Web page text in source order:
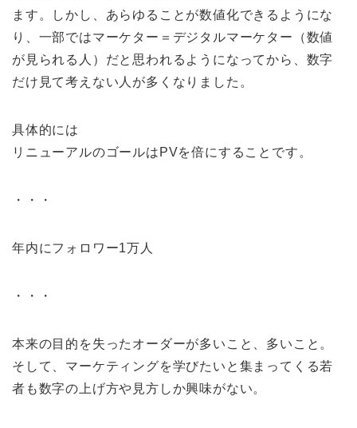
ます。しかし、あらゆることが数値化できるようにな
り、一部ではマーケター＝デジタルマーケター（数値
が見られる人）だと思われるようになってから、数字
だけ見て考えない人が多くなりました。
具体的には
リニューアルのゴールはPVを倍にすることです。
・・・
年内にフォロワー1万人
・・・
本来の目的を失ったオーダーが多いこと、多いこと。
そして、マーケティングを学びたいと集まってくる若
者も数字の上げ方や見方しか興味がない。